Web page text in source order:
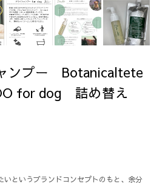
ンプー Botanicaltete
for dog 詰め替え
いというブランドコンセプトのもと、余分